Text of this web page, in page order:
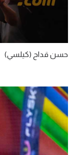
حسن قداح (كيلسي)